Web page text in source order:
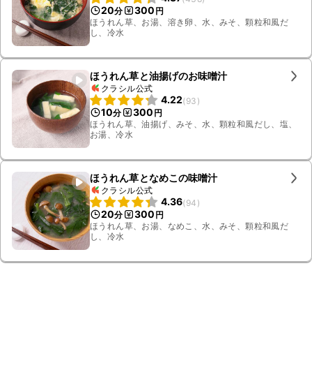
20分 300 円
ほうれん草、お湯、溶き卵、水、みそ、顆粒和風だ
し、冷水
ほうれん草と油揚げのお味噌汁
クラシル公式
4.22(93 )
10分 300 円
ほうれん草、油揚げ、みそ、水、顆粒和風だし、塩、
お湯、冷水
ほうれん草となめこの味噌汁
クラシル公式
4.36(94 )
20分 300 円
ほうれん草、お湯、なめこ、水、みそ、顆粒和風だ
し、冷水